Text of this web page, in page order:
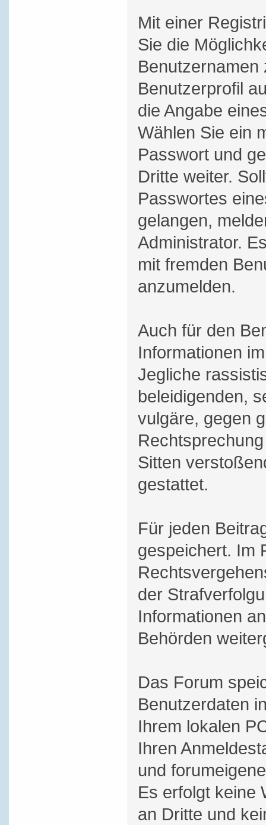
Mit einer
Sie die
Benutzernamen
Benutzerprofil
die Angabe
Wählen Sie ein
Passwort und
Dritte weiter.
Passwortes
gelangen,
Administrator.
mit fremden
anzumelden.
Auch für den
Informationen
Jegliche
beleidigenden,
vulgäre, gegen
Sitten
gestattet.
Für jeden
gespeichert. Im
der
Informationen
Behörden
Das Forum
Benutzerdaten
Ihrem lokalen
Ihren
und
Es erfolgt keine
an Dritte und